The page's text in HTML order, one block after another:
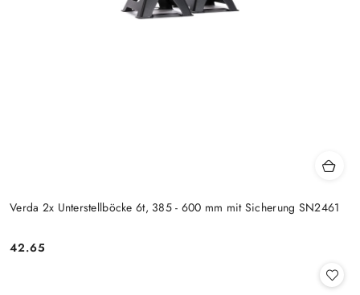
Verda 2x Unterstellböcke 6t, 385 - 600 mm mit Sicherung SN2461
Preis:
42.65